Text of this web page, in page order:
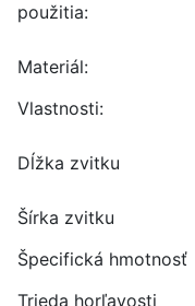
použitia:
Materiál:
Vlastnosti:
Dĺžka zvitku
Šírka zvitku
Špecifická hmotnosť
Trieda horľavosti